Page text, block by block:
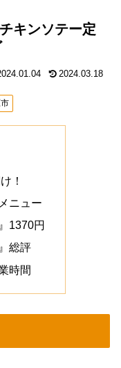
キンソテー定
2024.03.18
！
ニュー
1370円
総評
時間